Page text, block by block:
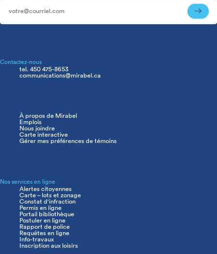
Contactez-nous
tel. 450 475-8653
communications@mirabel.ca
Navigation
principale
À propos de Mirabel
Emplois
Nous joindre
Carte interactive
Gérer mes préférences de témoins
Nos services en ligne
Alertes citoyennes
Carte – lots et zonage
Constat d'infraction
Permis en ligne
Portail bibliothèque
Postuler en ligne
Rapport de police
Requêtes en ligne
Info-travaux
Inscription aux loisirs